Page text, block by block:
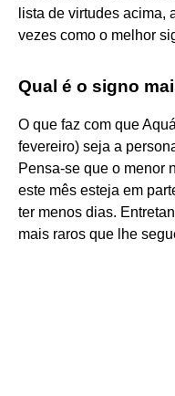
lista de virtudes acima,
vezes como o melhor
Qual é o signo
O que faz com que
fevereiro) seja a
Pensa-se que o menor
este mês esteja em
ter menos dias.
mais raros que lhe